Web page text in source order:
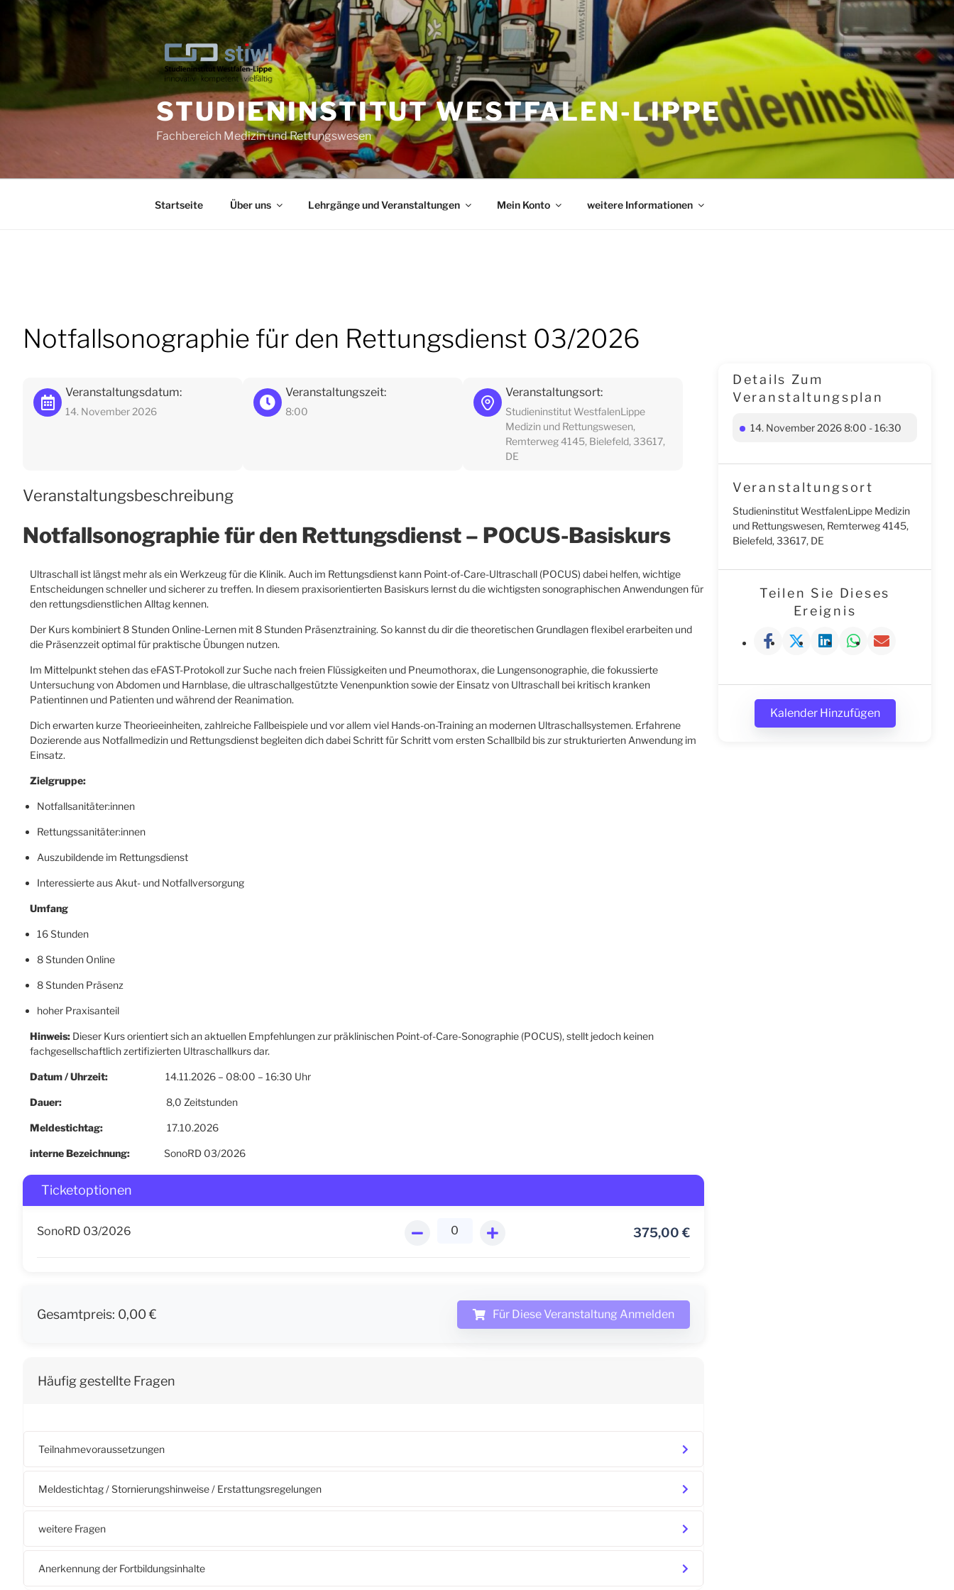
Zum
Inhalt
springen
STUDIENINSTITUT WESTFALEN-LIPPE
Fachbereich Medizin und Rettungswesen
Startseite Über uns Lehrgänge und Veranstaltungen Mein Konto weitere Informationen
Notfallsonographie für den Rettungsdienst 03/2026
Veranstaltungsdatum:
14. November 2026
Veranstaltungszeit:
8:00
Veranstaltungsort:
Studieninstitut WestfalenLippe
Medizin und Rettungswesen,
Remterweg 4145, Bielefeld, 33617,
DE
Veranstaltungsbeschreibung
Notfallsonographie für den Rettungsdienst – POCUS-Basiskurs
Ultraschall ist längst mehr als ein Werkzeug für die Klinik. Auch im Rettungsdienst kann Point-of-Care-Ultraschall (POCUS) dabei helfen, wichtige
Entscheidungen schneller und sicherer zu treffen. In diesem praxisorientierten Basiskurs lernst du die wichtigsten sonographischen Anwendungen für
den rettungsdienstlichen Alltag kennen.
Der Kurs kombiniert 8 Stunden Online-Lernen mit 8 Stunden Präsenztraining. So kannst du dir die theoretischen Grundlagen flexibel erarbeiten und
die Präsenzzeit optimal für praktische Übungen nutzen.
Im Mittelpunkt stehen das eFAST-Protokoll zur Suche nach freien Flüssigkeiten und Pneumothorax, die Lungensonographie, die fokussierte
Untersuchung von Abdomen und Harnblase, die ultraschallgestützte Venenpunktion sowie der Einsatz von Ultraschall bei kritisch kranken
Patientinnen und Patienten und während der Reanimation.
Dich erwarten kurze Theorieeinheiten, zahlreiche Fallbeispiele und vor allem viel Hands-on-Training an modernen Ultraschallsystemen. Erfahrene
Dozierende aus Notfallmedizin und Rettungsdienst begleiten dich dabei Schritt für Schritt vom ersten Schallbild bis zur strukturierten Anwendung im
Einsatz.
Zielgruppe:
Notfallsanitäter:innen
Rettungssanitäter:innen
Auszubildende im Rettungsdienst
Interessierte aus Akut- und Notfallversorgung
Umfang
16 Stunden
8 Stunden Online
8 Stunden Präsenz
hoher Praxisanteil
Hinweis: Dieser Kurs orientiert sich an aktuellen Empfehlungen zur präklinischen Point-of-Care-Sonographie (POCUS), stellt jedoch keinen
fachgesellschaftlich zertifizierten Ultraschallkurs dar.
Datum / Uhrzeit: 14.11.2026 – 08:00 – 16:30 Uhr
Dauer: 8,0 Zeitstunden
Meldestichtag: 17.10.2026
interne Bezeichnung: SonoRD 03/2026
Ticketoptionen
SonoRD 03/2026 375,00 €
Gesamtpreis: 0,00 € Für Diese Veranstaltung Anmelden
Häufig gestellte Fragen
Teilnahmevoraussetzungen
Meldestichtag / Stornierungshinweise / Erstattungsregelungen
weitere Fragen
Anerkennung der Fortbildungsinhalte
Details Zum
Veranstaltungsplan
14. November 2026 8:00 - 16:30
Veranstaltungsort
Studieninstitut WestfalenLippe Medizin
und Rettungswesen, Remterweg 4145,
Bielefeld, 33617, DE
Teilen Sie Dieses
Ereignis
Kalender Hinzufügen